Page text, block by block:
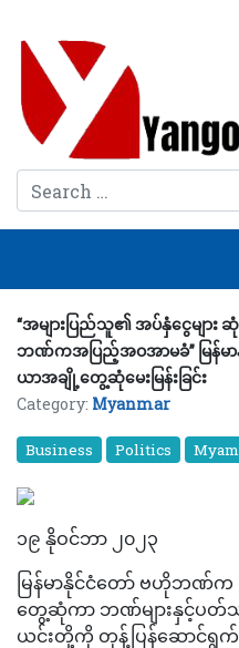
Search
“အများပြည်သူ၏ အပ်နှံငွေများ
ဘဏ်ကအပြည့်အဝအာမခံ” မြန်မ
ယာအချို့တွေ့ဆုံမေးမြန်းခြင်း
Category: Myanmar
Business Politics
၁၉ နိုဝင်ဘာ ၂၀၂၃
မြန်မာနိုင်ငံတော် ဗဟိုဘဏ်က
တွေ့ဆုံကာ ဘဏ်များနှင့်ပတ်
ယင်းတို့ကို တုန့်ပြန်ဆောင်ရွက်